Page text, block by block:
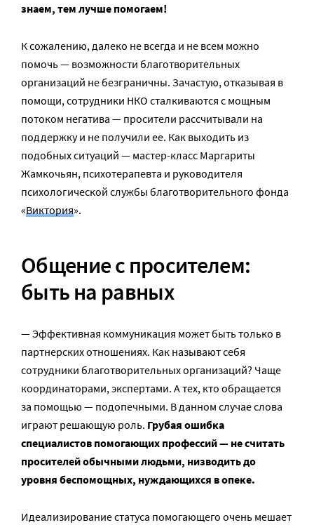
знаем, тем лучше помогаем!
К сожалению, далеко не всегда и не всем можно
помочь — возможности благотворительных
организаций не безграничны. Зачастую, отказывая в
помощи, сотрудники НКО сталкиваются с мощным
потоком негатива — просители рассчитывали на
поддержку и не получили ее. Как выходить из
подобных ситуаций — мастер-класс Маргариты
Жамкочьян, психотерапевта и руководителя
психологической службы благотворительного фонда
«Виктория».
Общение с просителем:
быть на равных
— Эффективная коммуникация может быть только в
партнерских отношениях. Как называют себя
сотрудники благотворительных организаций? Чаще
координаторами, экспертами. А тех, кто обращается
за помощью — подопечными. В данном случае слова
играют решающую роль. Грубая ошибка
специалистов помогающих профессий — не считать
просителей обычными людьми, низводить до
уровня беспомощных, нуждающихся в опеке.
Идеализирование статуса помогающего очень мешает